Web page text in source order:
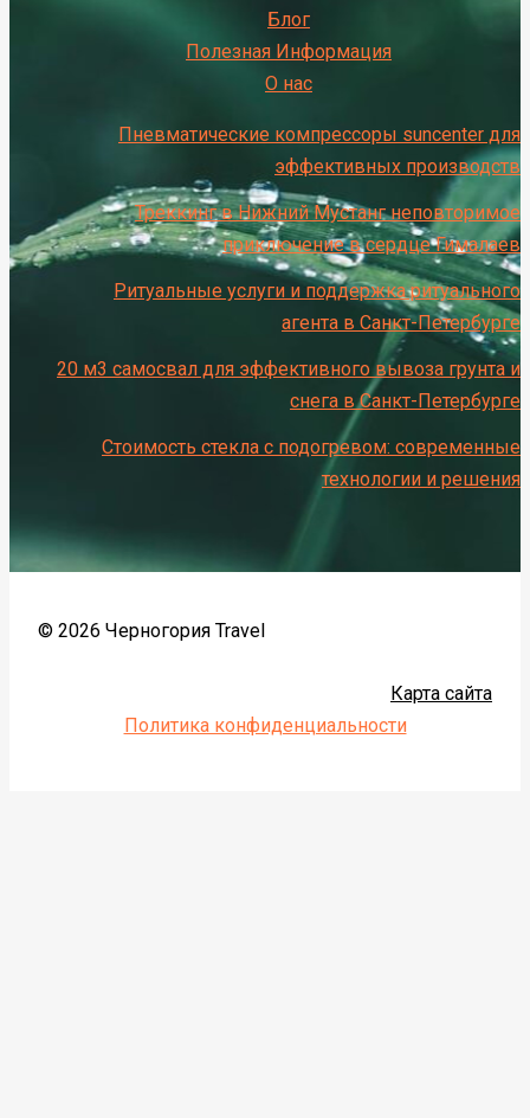
Блог
Полезная Информация
О нас
Пневматические компрессоры suncenter для
эффективных производств
Треккинг в Нижний Мустанг неповторимое
приключение в сердце Гималаев
Ритуальные услуги и поддержка ритуального
агента в Санкт-Петербурге
20 м3 самосвал для эффективного вывоза грунта и
снега в Санкт-Петербурге
Стоимость стекла с подогревом: современные
технологии и решения
© 2026 Черногория Travel
Карта сайта
Политика конфиденциальности